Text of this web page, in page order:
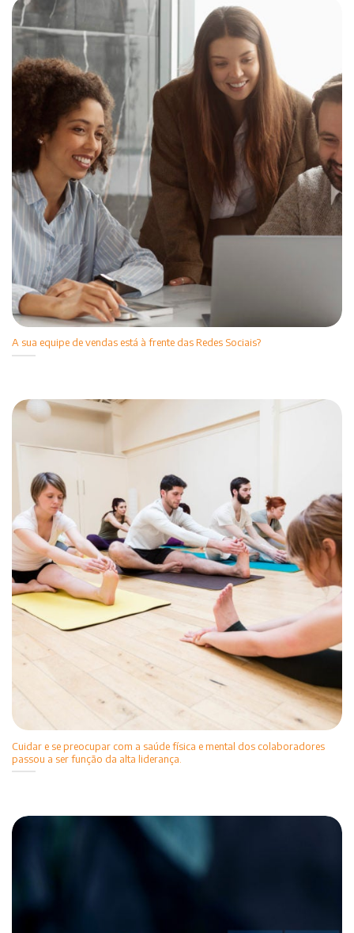
A sua equipe de vendas está à frente das Redes Sociais?
Cuidar e se preocupar com a saúde física e mental dos colaboradores
passou a ser função da alta liderança.